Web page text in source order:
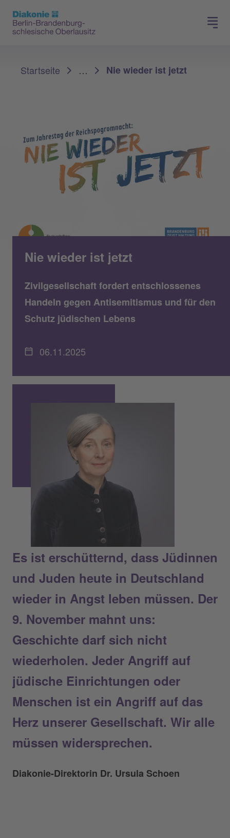
Presse
Startseite
… Nie wieder ist jetzt
Nie wieder ist jetzt
Zivilgesellschaft fordert entschlossenes
Handeln gegen Antisemitismus und für den
Schutz jüdischen Lebens
06.11.2025
Es ist erschütternd, dass Jüdinnen
und Juden heute in Deutschland
wieder in Angst leben müssen. Der
9. November mahnt uns:
Geschichte darf sich nicht
wiederholen. Jeder Angriff auf
jüdische Einrichtungen oder
Menschen ist ein Angriff auf das
Herz unserer Gesellschaft. Wir alle
müssen widersprechen.
Diakonie-Direktorin Dr. Ursula Schoen